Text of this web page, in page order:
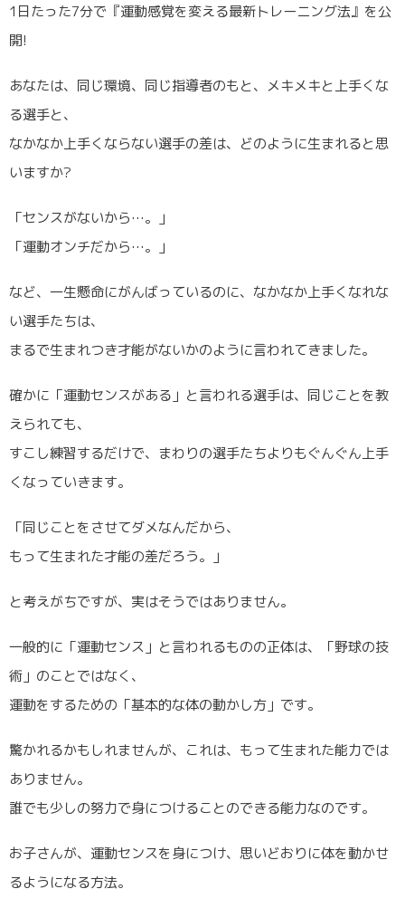
1日たった7分で『運動感覚を変える最新トレーニング法』を公
開!
あなたは、同じ環境、同じ指導者のもと、メキメキと上手くな
る選手と、
なかなか上手くならない選手の差は、どのように生まれると思
いますか?
「センスがないから…。」
「運動オンチだから…。」
など、一生懸命にがんばっているのに、なかなか上手くなれな
い選手たちは、
まるで生まれつき才能がないかのように言われてきました。
確かに「運動センスがある」と言われる選手は、同じことを教
えられても、
すこし練習するだけで、まわりの選手たちよりもぐんぐん上手
くなっていきます。
「同じことをさせてダメなんだから、
もって生まれた才能の差だろう。」
と考えがちですが、実はそうではありません。
一般的に「運動センス」と言われるものの正体は、「野球の技
術」のことではなく、
運動をするための「基本的な体の動かし方」です。
驚かれるかもしれませんが、これは、もって生まれた能力では
ありません。
誰でも少しの努力で身につけることのできる能力なのです。
お子さんが、運動センスを身につけ、思いどおりに体を動かせ
るようになる方法。